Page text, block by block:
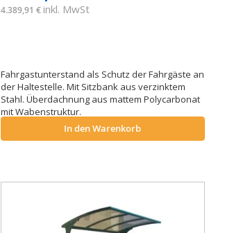
4.389,91 € inkl. MwSt
Fahrgastunterstand als Schutz der Fahrgäste an
der Haltestelle. Mit Sitzbank aus verzinktem
Stahl. Überdachnung aus mattem Polycarbonat
mit Wabenstruktur.
In den Warenkorb